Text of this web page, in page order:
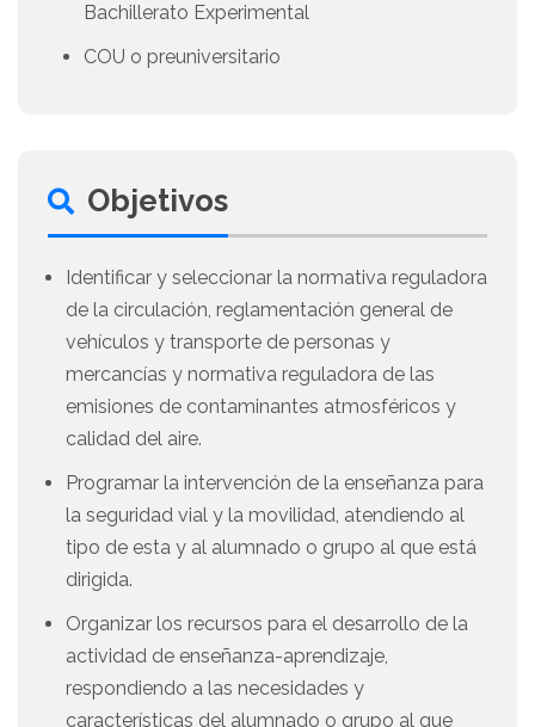
Bachillerato Experimental
COU o preuniversitario
Objetivos
Identificar y seleccionar la normativa reguladora
de la circulación, reglamentación general de
vehículos y transporte de personas y
mercancías y normativa reguladora de las
emisiones de contaminantes atmosféricos y
calidad del aire.
Programar la intervención de la enseñanza para
la seguridad vial y la movilidad, atendiendo al
tipo de esta y al alumnado o grupo al que está
dirigida.
Organizar los recursos para el desarrollo de la
actividad de enseñanza-aprendizaje,
respondiendo a las necesidades y
características del alumnado o grupo al que